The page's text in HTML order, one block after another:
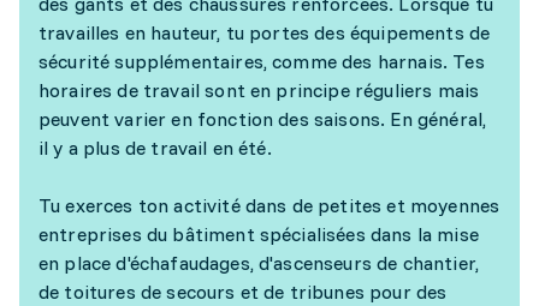
travailles en hauteur, tu portes des équipements de
sécurité supplémentaires, comme des harnais. Tes
horaires de travail sont en principe réguliers mais
peuvent varier en fonction des saisons. En général,
il y a plus de travail en été.
Tu exerces ton activité dans de petites et moyennes
entreprises du bâtiment spécialisées dans la mise
en place d'échafaudages, d'ascenseurs de chantier,
de toitures de secours et de tribunes pour des